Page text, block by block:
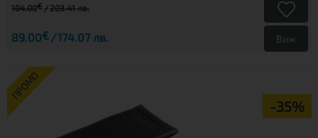
104.00€ 203.41 лв.
89.00€ 174.07 лв. Виж
ПРОМО
-35%